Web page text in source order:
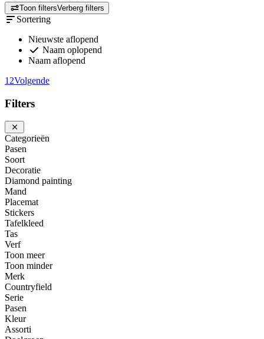
Toon filtersVerberg filters
Sortering
Nieuwste aflopend
Naam oplopend
Naam aflopend
1 2Volgende
Filters
Categorieën
Pasen
Soort
Decoratie
Diamond painting
Mand
Placemat
Stickers
Tafelkleed
Tas
Verf
Toon meer
Toon minder
Merk
Countryfield
Serie
Pasen
Kleur
Assorti